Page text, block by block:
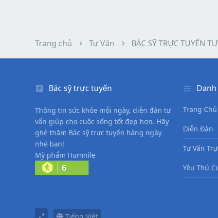
Trang chủ Tư Vấn BÁC SỸ TRỰC TUYẾN
Bác sỹ trực tuyến
Thông tin sức khỏe mỗi ngày, diễn đàn tư
vấn giúp cho cuộc sống tốt đẹp hơn. Hãy
ghé thăm Bác sỹ trực tuyến hàng ngày
nhé bạn!
Mỹ phẩm Humnile
6
Trang Chủ
Diễn Đàn
Tư Vấn
Yêu Thú
Tiếng Việt